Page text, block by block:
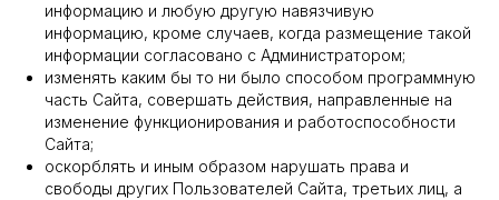
информацию и любую другую навязчивую
информацию, кроме случаев, когда размещение такой
информации согласовано с Администратором;
изменять каким бы то ни было способом программную
часть Сайта, совершать действия, направленные на
изменение функционирования и работоспособности
Сайта;
оскорблять и иным образом нарушать права и
свободы других Пользователей Сайта, третьих лиц, а